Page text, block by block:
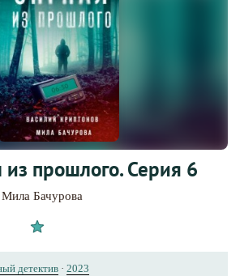
из прошлого. Серия 6
Мила Бачурова
детектив · 2023